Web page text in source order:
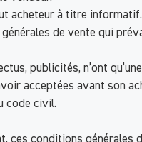
acheteur à titre informatif.
de vente qui
publicités, n’ont
acceptées avant son
code civil.
ces conditions générales